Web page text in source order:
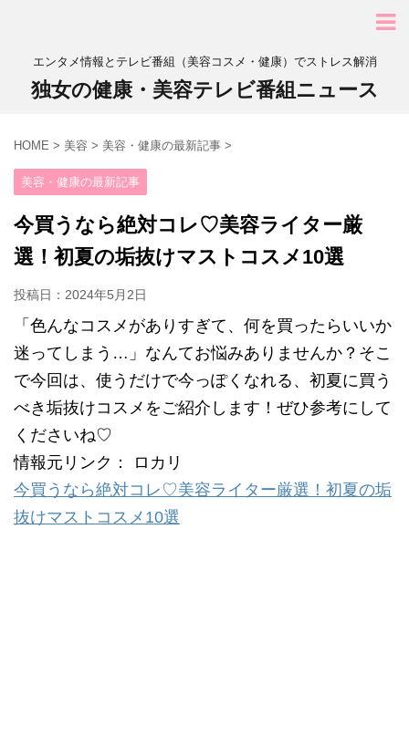
エンタメ情報とテレビ番組（美容コスメ・健康）でストレス解消
独女の健康・美容テレビ番組ニュース
HOME > 美容 > 美容・健康の最新記事 >
美容・健康の最新記事
今買うなら絶対コレ♡美容ライター厳
選！初夏の垢抜けマストコスメ10選
投稿日： 2024年5月2日
「色んなコスメがありすぎて、何を買ったらいいか
迷ってしまう…」なんてお悩みありませんか？そこ
で今回は、使うだけで今っぽくなれる、初夏に買う
べき垢抜けコスメをご紹介します！ぜひ参考にして
くださいね♡
情報元リンク： ロカリ
今買うなら絶対コレ♡美容ライター厳選！初夏の垢
抜けマストコスメ10選